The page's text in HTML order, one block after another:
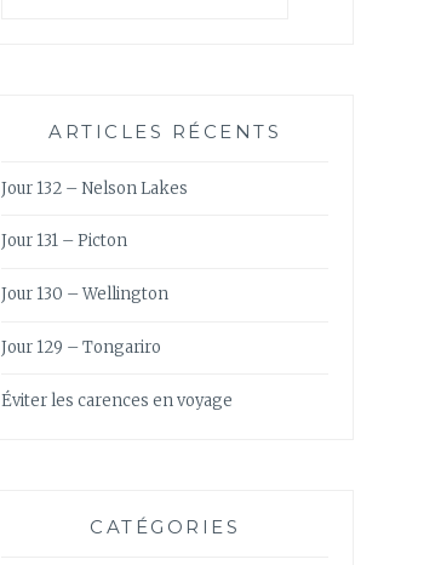
ARTICLES RÉCENTS
Jour 132 – Nelson Lakes
Jour 131 – Picton
Jour 130 – Wellington
Jour 129 – Tongariro
Éviter les carences en voyage
CATÉGORIES